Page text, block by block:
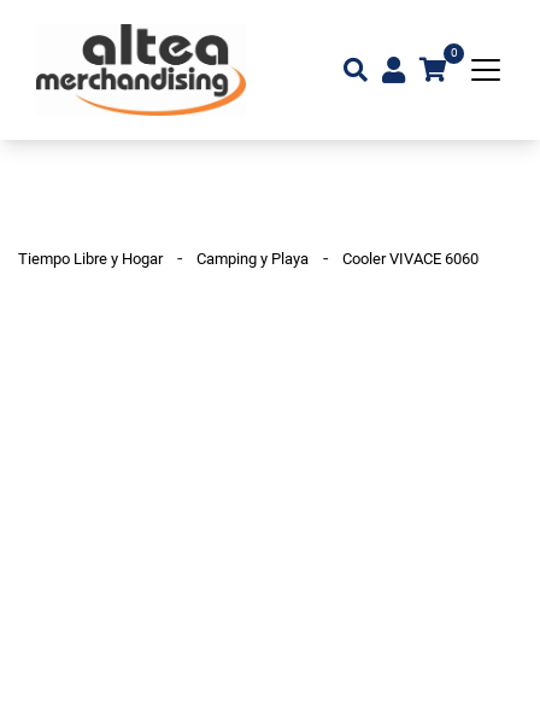
0
Tiempo Libre y Hogar - Camping y Playa - Cooler VIVACE 6060